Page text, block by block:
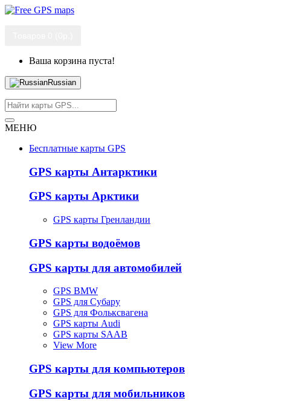
Ваша корзина пуста!
Russian
МЕНЮ
Бесплатные карты GPS
GPS карты Антарктики
GPS карты Арктики
GPS карты Гренландии
GPS карты водоёмов
GPS карты для автомобилей
GPS BMW
GPS для Субару
GPS для Фольксвагена
GPS карты Audi
GPS карты SAAB
View More
GPS карты для компьютеров
GPS карты для мобильников